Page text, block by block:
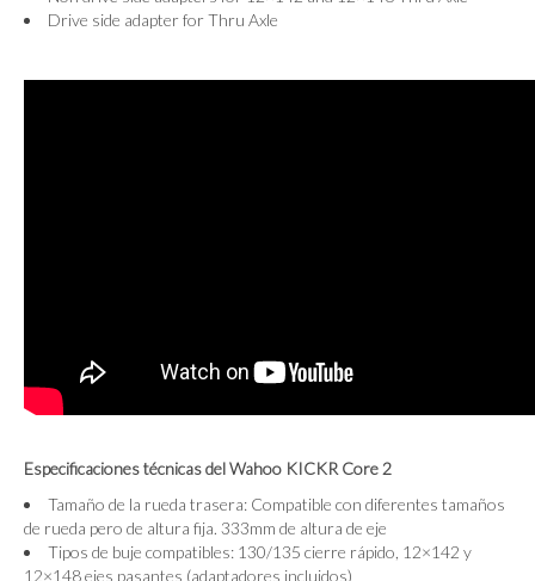
Drive side adapter for Thru Axle
Especificaciones técnicas del Wahoo KICKR Core 2
Tamaño de la rueda trasera: Compatible con diferentes tamaños
de rueda pero de altura fija. 333mm de altura de eje
Tipos de buje compatibles: 130/135 cierre rápido, 12×142 y
12×148 ejes pasantes (adaptadores incluidos)